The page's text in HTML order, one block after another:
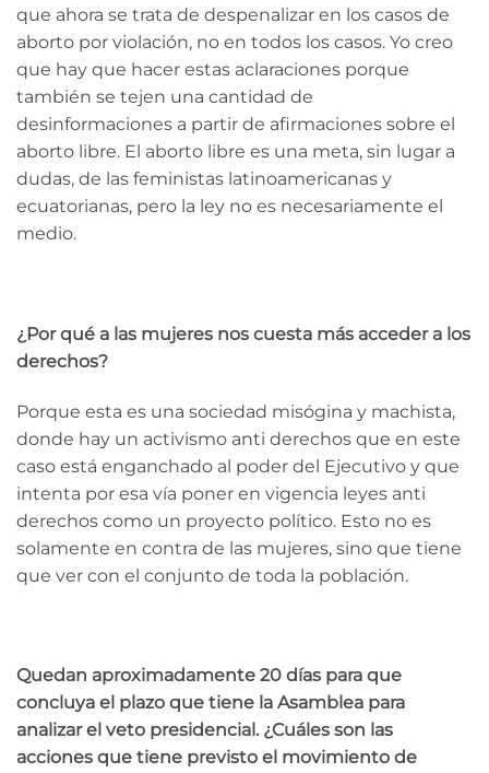
que ahora se trata de despenalizar en los casos de
aborto por violación, no en todos los casos. Yo creo
que hay que hacer estas aclaraciones porque
también se tejen una cantidad de
desinformaciones a partir de afirmaciones sobre el
aborto libre. El aborto libre es una meta, sin lugar a
dudas, de las feministas latinoamericanas y
ecuatorianas, pero la ley no es necesariamente el
medio.
¿Por qué a las mujeres nos cuesta más acceder a los
derechos?
Porque esta es una sociedad misógina y machista,
donde hay un activismo anti derechos que en este
caso está enganchado al poder del Ejecutivo y que
intenta por esa vía poner en vigencia leyes anti
derechos como un proyecto político. Esto no es
solamente en contra de las mujeres, sino que tiene
que ver con el conjunto de toda la población.
Quedan aproximadamente 20 días para que
concluya el plazo que tiene la Asamblea para
analizar el veto presidencial. ¿Cuáles son las
acciones que tiene previsto el movimiento de